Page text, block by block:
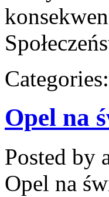
Categories:
Opel na
Posted by
Opel na